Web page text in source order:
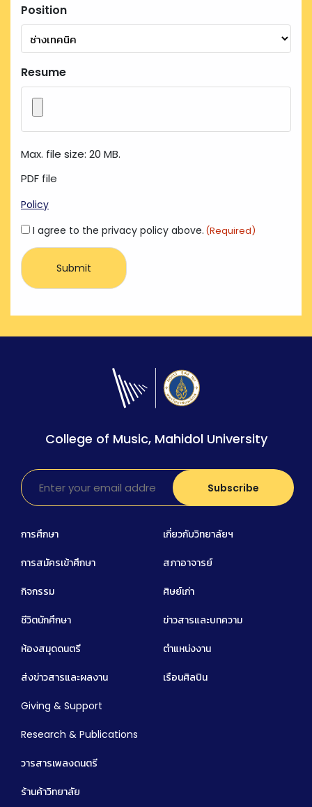
Position
Resume
Max. file size: 20 MB.
PDF file
Policy
Consent
(Required)
I agree to the privacy policy above. (Required)
College of Music, Mahidol University
การศึกษา
การสมัครเข้าศึกษา
กิจกรรม
ชีวิตนักศึกษา
ห้องสมุดดนตรี
ส่งข่าวสารและผลงาน
เกี่ยวกับวิทยาลัยฯ
สภาอาจารย์
ศิษย์เก่า
ข่าวสารและบทความ
ตำแหน่งงาน
เรือนศิลปิน
Giving & Support
Research & Publications
วารสารเพลงดนตรี
ร้านค้าวิทยาลัย